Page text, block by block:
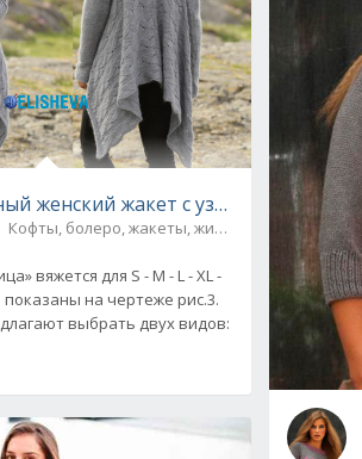
женский жакет с узорами от
Кофты, болеро, жакеты, жилеты, пуловеры и
вяжется для S - M - L - XL -
показаны на чертеже рис.3.
выбрать двух видов: